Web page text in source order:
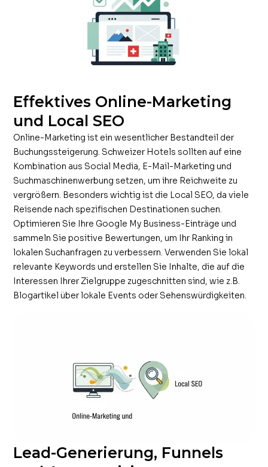
Effektives Online-Marketing
und Local SEO
Online-Marketing ist ein wesentlicher Bestandteil der
Buchungssteigerung. Schweizer Hotels sollten auf eine
Kombination aus Social Media, E-Mail-Marketing und
Suchmaschinenwerbung setzen, um ihre Reichweite zu
vergrößern. Besonders wichtig ist die Local SEO, da viele
Reisende nach spezifischen Destinationen suchen.
Optimieren Sie Ihre Google My Business-Einträge und
sammeln Sie positive Bewertungen, um Ihr Ranking in
lokalen Suchanfragen zu verbessern. Verwenden Sie lokal
relevante Keywords und erstellen Sie Inhalte, die auf die
Interessen Ihrer Zielgruppe zugeschnitten sind, wie z.B.
Blogartikel über lokale Events oder Sehenswürdigkeiten.
Lead-Generierung, Funnels